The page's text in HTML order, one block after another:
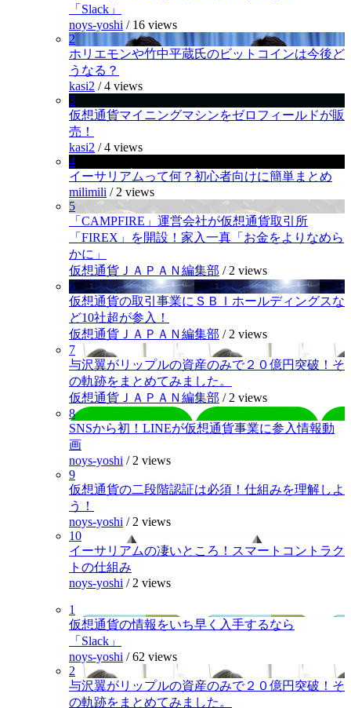
「Slack」
noys-yoshi / 16 views
2
ホリエモンや竹中平蔵氏のビットコインは今後ど
うなる？
kasi2 /4 views
3
仮想通貨マイニングマシンをゼロフィールドが販
売！
kasi2 /4 views
4
イーサリアムって何？初心者向けに簡単まとめ
milimili / 2 views
5
「CAMPFIRE」運営会社が仮想通貨取引所
「FIREX」を開設！家入一真「お金をよりなめら
かに」
仮想通貨ＪＡＰＡＮ編集部 / 2 views
6
仮想通貨の取引事業にＳＢＩホールディングスな
ど10社超が参入！
仮想通貨ＪＡＰＡＮ編集部 / 2 views
7
与沢翼がリップルの資産のみで２０億円突破！そ
の軌跡をまとめてみました。
仮想通貨ＪＡＰＡＮ編集部 / 2 views
8
SNSから初！LINEが仮想通貨事業に参入情報動
画
noys-yoshi / 2 views
9
仮想通貨の二段階認証は必須！仕組みを理解しよ
う！
noys-yoshi / 2 views
10
イーサリアムの凄いところ！スマートコントラク
トの仕組み
noys-yoshi / 2 views
1
仮想通貨の情報をいち早く入手するなら
「Slack」
noys-yoshi /62 views
2
与沢翼がリップルの資産のみで２０億円突破！そ
の軌跡をまとめてみました。